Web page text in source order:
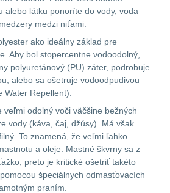
10
7
alebo látku ponoríte do vody, voda
medzi niťami.
ako ideálny základ pre
Aby bol stopercentne vodoodolný,
polyuretánový (PU) záter, podrobuje
alebo sa ošetruje vodoodpudivou
Water Repellent).
veľmi odolný voči väčšine bežných
vody (káva, čaj, džúsy). Má však
To znamená, že veľmi ľahko
a oleje. Mastné škvrny sa z
preto je kritické ošetriť takéto
špeciálnych odmasťovacích
praním.